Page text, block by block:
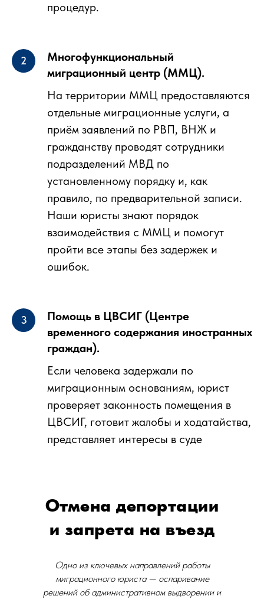
процедур.
Многофункциональный
миграционный центр (ММЦ).
На территории ММЦ предоставляются
отдельные миграционные услуги, а
приём заявлений по РВП, ВНЖ и
гражданству проводят сотрудники
подразделений МВД по
установленному порядку и, как
правило, по предварительной записи.
Наши юристы знают порядок
взаимодействия с ММЦ и помогут
пройти все этапы без задержек и
ошибок.
Помощь в ЦВСИГ (Центре
временного содержания иностранных
граждан).
Если человека задержали по
миграционным основаниям, юрист
проверяет законность помещения в
ЦВСИГ, готовит жалобы и ходатайства,
представляет интересы в суде
Одно из ключевых направлений работы
миграционного юриста — оспаривание
решений об административном выдворении и
Отмена депортации
и запрета на въезд